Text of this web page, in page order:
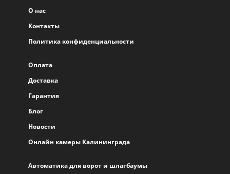
О нас
Контакты
Политика конфиденциальности
Оплата
Доставка
Гарантия
Блог
Новости
Онлайн камеры Калининграда
Автоматика для ворот и шлагбаумы